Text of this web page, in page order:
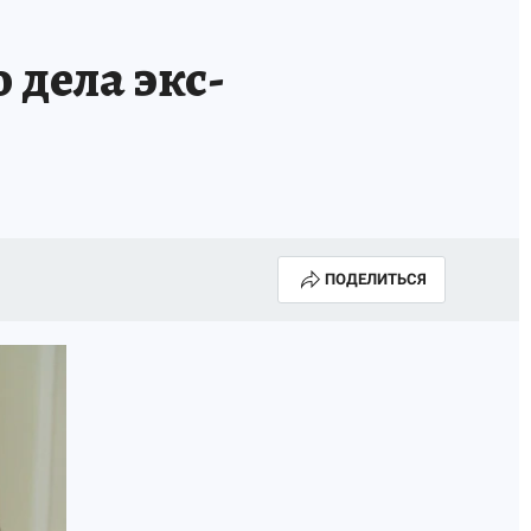
ЗАДАЙ ВОПРОС ГАИ
ГОВОРЯТ ЗВЕЗДЫ
экс-
ПОДЕЛИТЬСЯ